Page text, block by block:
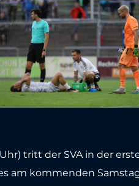
tritt der SVA in der
am kommenden